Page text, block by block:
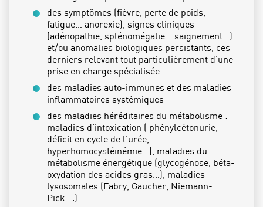
des symptômes (fièvre, perte de poids,
fatigue… anorexie), signes cliniques
(adénopathie, splénomégalie… saignement…)
et/ou anomalies biologiques persistants, ces
derniers relevant tout particulièrement d’une
prise en charge spécialisée
des maladies auto-immunes et des maladies
inflammatoires systémiques
des maladies héréditaires du métabolisme :
maladies d’intoxication ( phénylcétonurie,
déficit en cycle de l’urée,
hyperhomocystéinémie…), maladies du
métabolisme énergétique (glycogénose, béta-
oxydation des acides gras…), maladies
lysosomales (Fabry, Gaucher, Niemann-
Pick….)